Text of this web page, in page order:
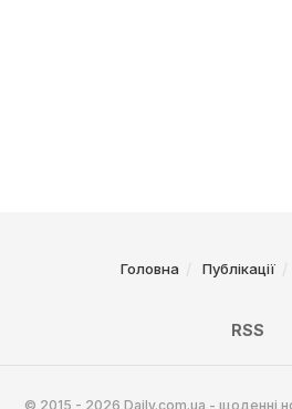
Головна Публікації
RSS
© 2015 - 2026 Daily.com.ua - щоденні